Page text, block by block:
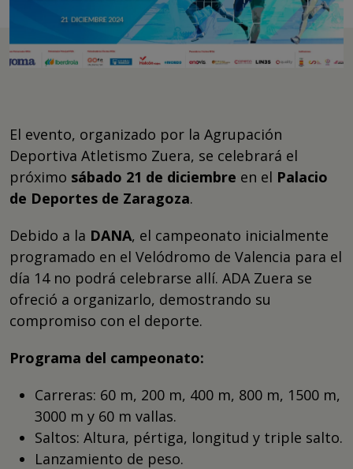
El evento, organizado por la Agrupación
Deportiva Atletismo Zuera, se celebrará el
próximo sábado 21 de diciembre en el Palacio
de Deportes de Zaragoza.
Debido a la DANA, el campeonato inicialmente
programado en el Velódromo de Valencia para el
día 14 no podrá celebrarse allí. ADA Zuera se
ofreció a organizarlo, demostrando su
compromiso con el deporte.
Programa del campeonato:
Carreras: 60 m, 200 m, 400 m, 800 m, 1500 m,
3000 m y 60 m vallas.
Saltos: Altura, pértiga, longitud y triple salto.
Lanzamiento de peso.